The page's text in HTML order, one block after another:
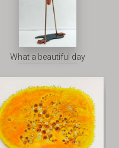
What a beautiful day